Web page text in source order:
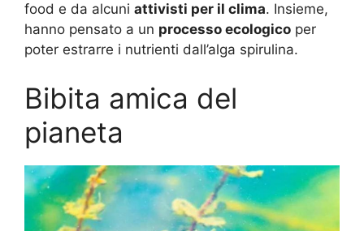
food e da alcuni attivisti per il clima. Insieme,
hanno pensato a un processo ecologico per
poter estrarre i nutrienti dall’alga spirulina.
Bibita amica del
pianeta